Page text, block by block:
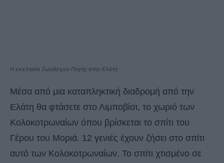
Η εκκλησία Ζωοδόχου Πηγής στην Ελάτη
Mέσα από μια καταπληκτική διαδρομή από την
Ελάτη θα φτάσετε στο Λιμποβίσι, το χωριό των
Κολοκοτρωναίων όπου βρίσκεται το σπίτι του
Γέρου του Μοριά. 12 γενιές έχουν ζήσει στο σπίτι
αυτό των Κολοκοτρωναίων. Το σπίτι χτισμένο σε